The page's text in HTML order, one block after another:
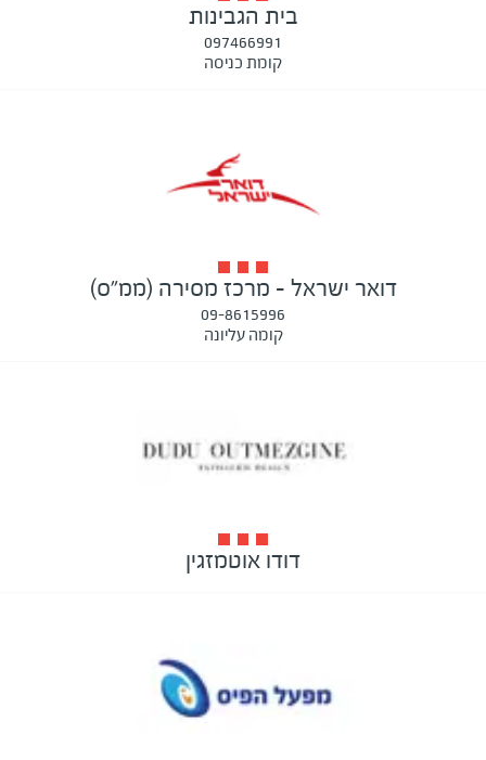
בית הגבינות
097466991
קומת כניסה
דואר ישראל - מרכז מסירה (ממ"ס)
09-8615996
קומה עליונה
דודו אוטמזגין